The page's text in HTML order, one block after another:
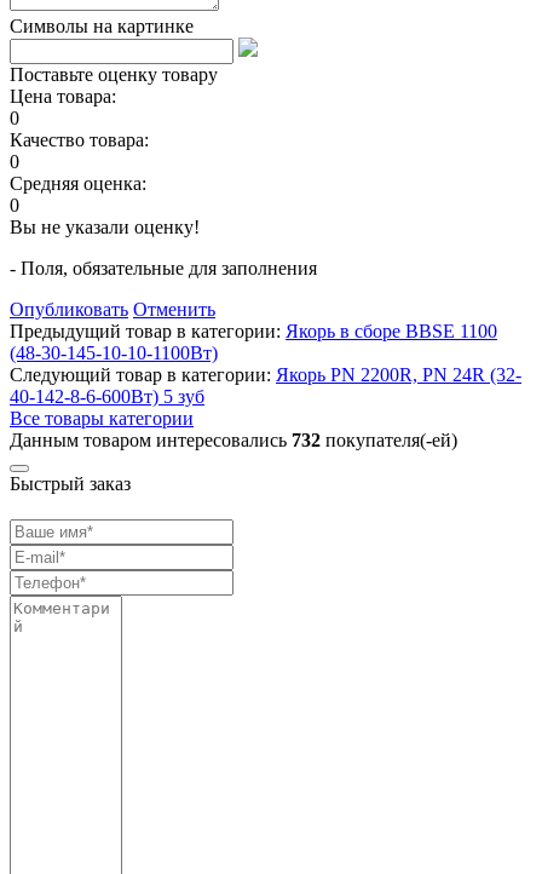
Символы на картинке
Поставьте оценку товару
Цена товара:
0
Качество товара:
0
Средняя оценка:
0
Вы не указали оценку!
- Поля, обязательные для заполнения
Опубликовать Отменить
Предыдущий товар в категории: Якорь в сборе BBSE 1100
(48-30-145-10-10-1100Вт)
Следующий товар в категории: Якорь PN 2200R, PN 24R (32-
40-142-8-6-600Вт) 5 зуб
Все товары категории
Данным товаром интересовались 732 покупателя(-ей)
Быстрый заказ